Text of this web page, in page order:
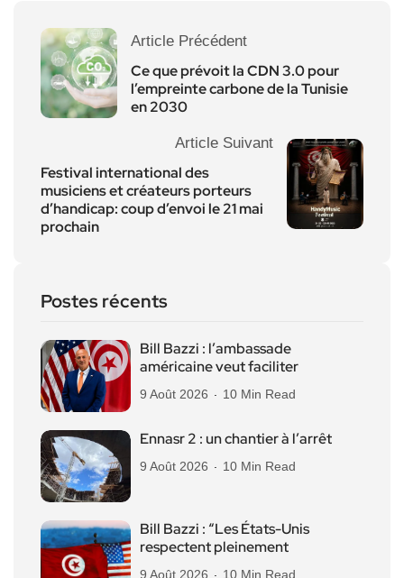
Article Précédent
Ce que prévoit la CDN 3.0 pour
l’empreinte carbone de la Tunisie
en 2030
Article Suivant
Festival international des
musiciens et créateurs porteurs
d’handicap: coup d’envoi le 21 mai
prochain
Postes récents
Bill Bazzi : l’ambassade
américaine veut faciliter
9 Août 2026 10 Min Read
Ennasr 2 : un chantier à l’arrêt
9 Août 2026 10 Min Read
Bill Bazzi : “Les États-Unis
respectent pleinement
9 Août 2026 10 Min Read